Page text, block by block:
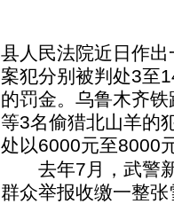
县人民法院近日作
案犯分别被判处3至
的罚金。乌鲁木齐
等3名偷猎北山羊的
处以6000元至8000
去年7月，武警新
群众举报收缴一整